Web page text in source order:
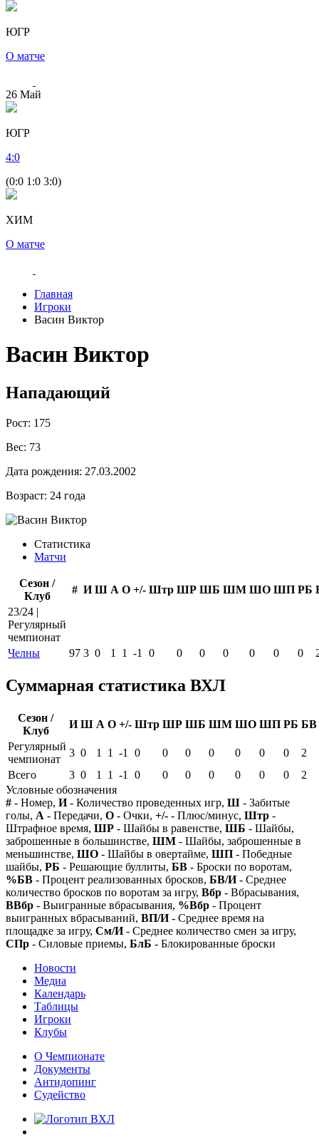
ЮГР
О матче
26 Май
ЮГР
4:0
(0:0 1:0 3:0)
ХИМ
О матче
Главная
Игроки
Васин Виктор
Васин Виктор
Нападающий
Рост: 175
Вес: 73
Дата рождения: 27.03.2002
Возраст: 24 года
Статистика
Матчи
Сезон /
Клуб
# И Ш А О +/- Штр ШР ШБ ШМ ШО ШП РБ
23/24 |
Регулярный
чемпионат
Челны
97 3 0 1 1 -1 0 0 0 0 0 0 0
Суммарная статистика ВХЛ
Сезон /
Клуб
И Ш А О +/- Штр ШР ШБ ШМ ШО ШП РБ БВ
Регулярный
чемпионат
3 0 1 1 -1 0 0 0 0 0 0 0
2
Всего
3 0 1 1 -1 0 0 0 0 0 0 0
2
Условные обозначения
# - Номер, И- Количество проведенных игр, Ш - Забитые
голы, А - Передачи, О - Очки, +/- - Плюс/минус, Штр -
Штрафное время, ШР - Шайбы в равенстве, ШБ - Шайбы,
заброшенные в большинстве, ШМ - Шайбы, заброшенные в
меньшинстве, ШО - Шайбы в овертайме, ШП - Победные
шайбы, РБ - Решающие буллиты, БВ - Броски по воротам,
%БВ - Процент реализованных бросков, БВ/И- Среднее
количество бросков по воротам за игру, Вбр - Вбрасывания,
ВВбр - Выигранные вбрасывания, %Вбр - Процент
выигранных вбрасываний, ВП/И- Среднее время на
площадке за игру, См/И- Среднее количество смен за игру,
СПр - Силовые приемы, БлБ - Блокированные броски
Новости
Медиа
Календарь
Таблицы
Игроки
Клубы
О Чемпионате
Документы
Антидопинг
Судейство